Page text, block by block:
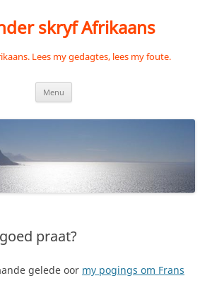
skryf Afrikaans
Lees my gedagtes, lees my foute.
Menu
praat?
gelede oor my pogings om Frans